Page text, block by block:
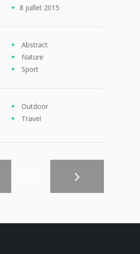
8 juillet 2015
Abstract
Nature
Sport
Outdoor
Travel